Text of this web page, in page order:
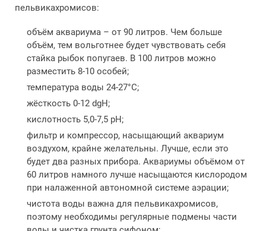
пельвикахромисов:
объём аквариума – от 90 литров. Чем больше
объём, тем вольготнее будет чувствовать себя
стайка рыбок попугаев. В 100 литров можно
разместить 8-10 особей;
температура воды 24-27°C;
жёсткость 0-12 dgH;
кислотность 5,0-7,5 pH;
фильтр и компрессор, насыщающий аквариум
воздухом, крайне желательны. Лучше, если это
будет два разных прибора. Аквариумы объёмом от
60 литров намного лучше насыщаются кислородом
при налаженной автономной системе аэрации;
чистота воды важна для пельвикахромисов,
поэтому необходимы регулярные подмены части